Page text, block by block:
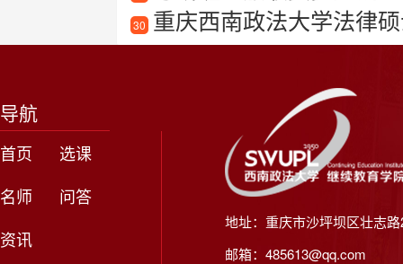
30 重庆西南政法大学法律
导航
首页
选课
名师
问答
资讯
地址：重庆市沙坪坝区壮志
邮箱：485613@qq.com